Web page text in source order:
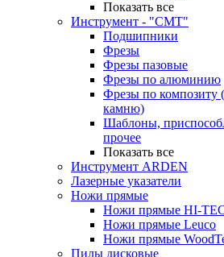
Показать все
Инструмент - "СМТ"
Подшипники
Фрезы
Фрезы пазовые
Фрезы по алюминию
Фрезы по композиту
камню)
Шаблоны,
прочее
Показать все
Инструмент ARDEN
Лазерные указатели
Ножи прямые
Ножи прямые HI-
Ножи прямые Leuco
Ножи прямые
Пилы дисковые